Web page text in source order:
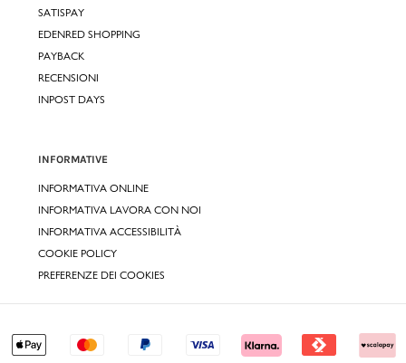
SATISPAY
EDENRED SHOPPING
PAYBACK
RECENSIONI
INPOST DAYS
INFORMATIVE
INFORMATIVA ONLINE
INFORMATIVA LAVORA CON NOI
INFORMATIVA ACCESSIBILITÀ
COOKIE POLICY
PREFERENZE DEI COOKIES